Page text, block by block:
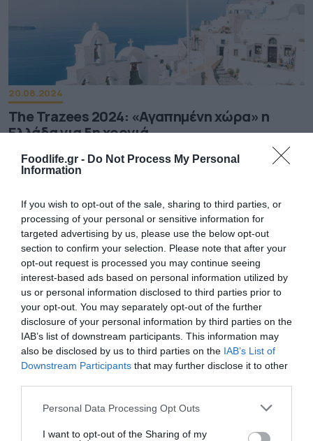
Foodlife.gr - Do Not Process My Personal
Information
If you wish to opt-out of the sale, sharing to third parties, or
processing of your personal or sensitive information for
targeted advertising by us, please use the below opt-out
section to confirm your selection. Please note that after your
opt-out request is processed you may continue seeing
interest-based ads based on personal information utilized by
us or personal information disclosed to third parties prior to
your opt-out. You may separately opt-out of the further
disclosure of your personal information by third parties on the
IAB’s list of downstream participants. This information may
also be disclosed by us to third parties on the IAB’s List of
Downstream Participants that may further disclose it to other
Please note that this website/app uses one or more Google
not limited to your visit or usage behaviour. You may click to
Personal Data Processing Opt Outs
I want to opt-out of the Sharing of my
20.08.2024
The Trazees 2024: «Αγαπημένη χώρα» η
Ελλάδα για 5η χρονιά
Παράλληλα κατέλαβε τη δεύτερη θέση στην κατηγορία
«Αγαπημένος Προορισμός για Ταξίδι του Μέλιτος»
06.07.2024
Νέα βράβευση για τα Τυριά Χώτος!
Τα προϊόντα ΧΩΤΟΣ ΜΑΝΟΥΡΙ ΠΟΠ και ΧΩΤΟΣ ΜΑΝΟΥΡΙ
αντίστοιχα, στο μεγαλύτερο φεστιβάλ τυριών και